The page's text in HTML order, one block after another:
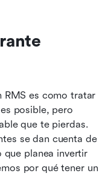
RMS es como tratar
posible, pero
que te pierdas.
se dan cuenta de
que planea invertir
por qué tener un